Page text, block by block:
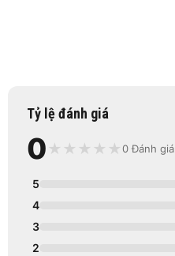
Tỷ lệ đánh giá
0 ★ ★ ★ ★ ★0 Đánh giá
5
4
3
2